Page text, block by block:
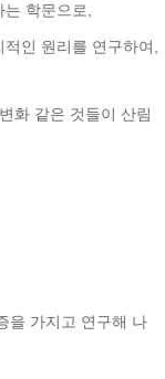
학문으로,
인 원리를 연구하여,
화 같은 것들이 산림
을 가지고 연구해 나